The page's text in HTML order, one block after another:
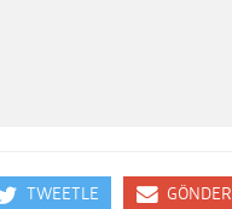
TWEETLE GÖNDER